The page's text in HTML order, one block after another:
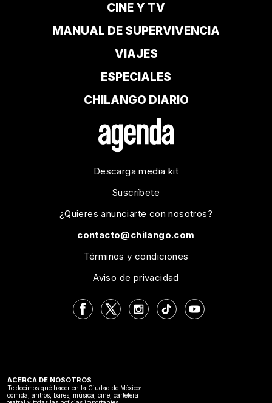
CINE Y TV
MANUAL DE SUPERVIVENCIA
VIAJES
ESPECIALES
CHILANGO DIARIO
Descarga media kit
Suscríbete
¿Quieres anunciarte con nosotros?
contacto@chilango.com
Términos y condiciones
Aviso de privacidad
ACERCA DE NOSOTROS
Te decimos qué hacer en la Ciudad de México:
comida, antros, bares, música, cine, cartelera